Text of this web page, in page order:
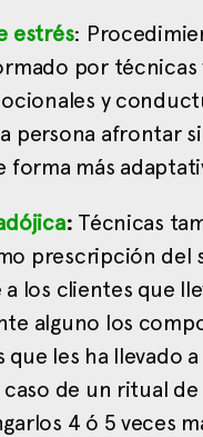
estrés:
por técnicas
y
persona afrontar
forma más
: Técnicas
prescripción del
los clientes que
alguno los
les ha llevado
de un ritual de
4 ó 5 veces